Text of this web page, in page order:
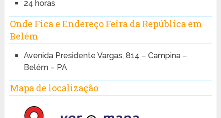
24 horas
Onde Fica e Endereço Feira da República em
Belém
Avenida Presidente Vargas, 814 – Campina –
Belém – PA
Mapa de localização